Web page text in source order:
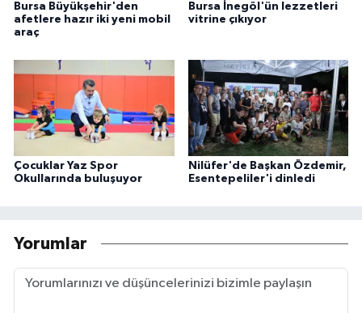
Bursa Büyükşehir'den
afetlere hazır iki yeni mobil
araç
Bursa İnegöl'ün lezzetleri
vitrine çıkıyor
Çocuklar Yaz Spor
Okullarında buluşuyor
Nilüfer'de Başkan Özdemir,
Esentepeliler'i dinledi
Yorumlar